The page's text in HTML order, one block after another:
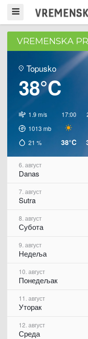
VREMENSKA
Topusko
38°C
1.9 m/s
1013 mb
21 %
17:00
38°C
6. август
Danas
7. август
Sutra
8. август
Субота
9. август
Недеља
10. август
Понедељак
11. август
Уторак
12. август
Среда